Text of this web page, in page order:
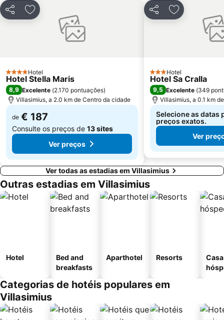
PartilharAdicionar aos favoritos
4 Estrelas
Hotel
Hotel Stella Maris
8,9 Excelente (2.170 pontuações)
Villasimius, a 2.0 km de Centro da cidade
de € 187
Consulte os preços de 13 sites
Ver preços
PartilharAdicionar
3 Estrelas
Hotel
Hotel Sa Cralla
9,5 Excelente (349
Villasimius, a 0.1 km
Selecione as datas
preços exatos.
Ver
Ver todas as estadias em Villasimius
Outras estadias em Villasimius
Hotel
Bed and
breakfasts
Aparthotel Resorts
Categorias de hotéis populares em
Villasimius